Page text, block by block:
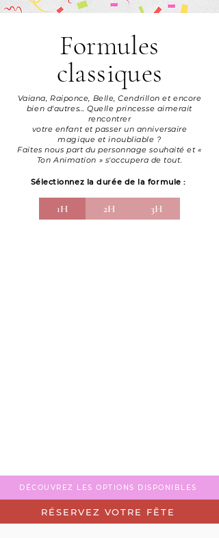
Formules
classiques
Vaiana, Raiponce, Belle, Cendrillon et encore
bien d'autres... Quelle princesse aimerait
rencontrer
votre enfant et passer un anniversaire
magique et inoubliable ?
Faites nous part du personnage souhaité et «
Ton Animation » s'occupera de tout.
Sélectionnez la durée de la formule :
1H 2H 3H
DÉCOUVREZ LES OPTIONS DISPONIBLES
RÉSERVEZ VOTRE FÊTE